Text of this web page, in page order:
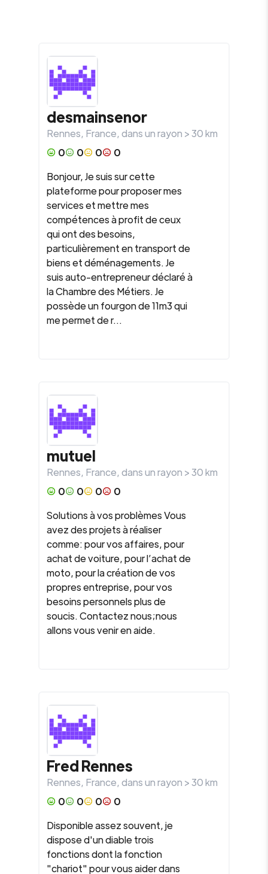
desmainsenor
Rennes, France, dans un rayon >30km
0
0 0
0
Bonjour, Je suis sur cette
plateforme pour proposer mes
services et mettre mes
compétences à profit de ceux
qui ont des besoins,
particulièrement en transport de
biens et déménagements. Je
suis auto-entrepreneur déclaré à
la Chambre des Métiers. Je
possède un fourgon de 11m3 qui
me permet de r...
mutuel
Rennes, France, dans un rayon >30km
0
0 0
0
Solutions à vos problèmes Vous
avez des projets à réaliser
comme: pour vos affaires, pour
achat de voiture, pour l’achat de
moto, pour la création de vos
propres entreprise, pour vos
besoins personnels plus de
soucis. Contactez nous;nous
allons vous venir en aide.
Fred Rennes
Rennes, France, dans un rayon >30km
0
0 0
0
Disponible assez souvent, je
dispose d'un diable trois
fonctions dont la fonction
"chariot" pour vous aider dans